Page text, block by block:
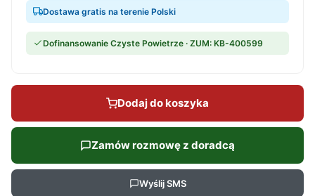
Dostawa gratis na terenie Polski
Dofinansowanie Czyste Powietrze · ZUM: KB-400599
Dodaj do koszyka
Zamów rozmowę z doradcą
Wyślij SMS